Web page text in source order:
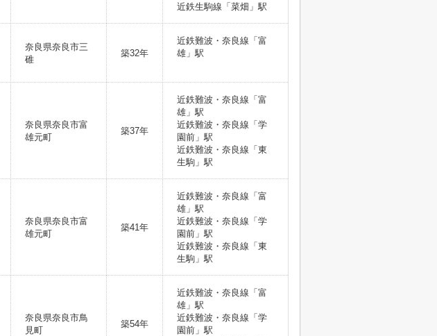
近鉄生駒線「菜畑」駅
奈良県奈良市三
碓
築32年
近鉄難波・奈良線「富
雄」駅
奈良県奈良市富
雄元町
築37年
近鉄難波・奈良線「富
雄」駅
近鉄難波・奈良線「学
園前」駅
近鉄難波・奈良線「東
生駒」駅
奈良県奈良市富
雄元町
築41年
近鉄難波・奈良線「富
雄」駅
近鉄難波・奈良線「学
園前」駅
近鉄難波・奈良線「東
生駒」駅
奈良県奈良市鳥
見町
築54年
近鉄難波・奈良線「富
雄」駅
近鉄難波・奈良線「学
園前」駅